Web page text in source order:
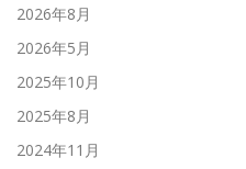
2026年8月
2026年5月
2025年10月
2025年8月
2024年11月